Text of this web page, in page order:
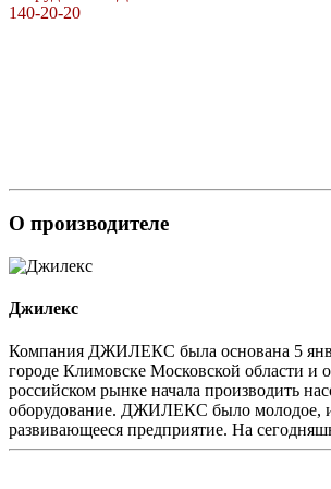
140-20-20
О производителе
Джилекс
Компания ДЖИЛЕКС была основана 5
городе Климовске Московской области и
российском рынке начала производить
оборудование. ДЖИЛЕКС было молодое,
развивающееся предприятие. На